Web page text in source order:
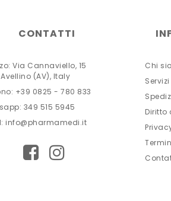
CONTATTI
Via Cannaviello, 15
Avellino (AV), Italy
+39 0825 - 780 833
349 515 5945
info@pharmamedi.it
Chi
Servizi
Diritto